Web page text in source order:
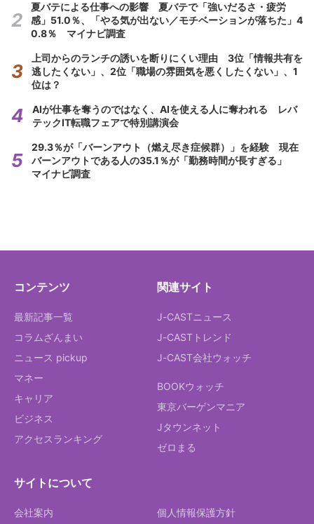
夏バテによる仕事への影響 夏バテで「強いだるさ・疲労
感」51.0％、「やる気が出ない／モチベーションが落ちた」4
0.8％ マイナビ調査
上司からのランチの誘いを断りにくい理由 3位「情報共有を
逃したくない」、2位「職場の雰囲気を悪くしたくない」、1
位は？
AIが仕事を奪うのではなく、AIを使える人に奪われる レバ
テックIT転職フェアで特別講演会
29.3％が「バーンアウト（燃え尽き症候群）」を経験 現在
バーンアウトである人の35.1％が「勤務時間が長すぎる」
マイナビ調査
コンテンツ
最新記事一覧
コラムざんまい
ニュース pickup
マネー
キャリア
ビジネス
アクセスランキング
関連サイト
J-CASTニュース
J-CASTトレンド
J-CAST会社ウォッチ
BOOKウォッチ
東京バーゲンマニア
Jタウンネット
ゼロまる
サイトについて
会社案内 個人情報保護方針